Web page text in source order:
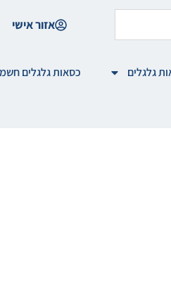
אזור אישי
גלגלים כסאות גלגלים